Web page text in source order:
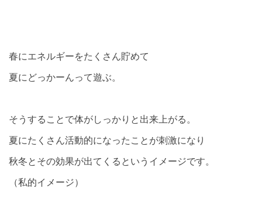
春にエネルギーをたくさん貯めて
夏にどっかーんって遊ぶ。
そうすることで体がしっかりと出来上がる。
夏にたくさん活動的になったことが刺激になり
秋冬とその効果が出てくるというイメージです。
（私的イメージ）